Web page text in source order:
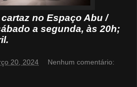
no Espaço Abu /
a segunda, às 20h;
20, 2024 Nenhum comentário: